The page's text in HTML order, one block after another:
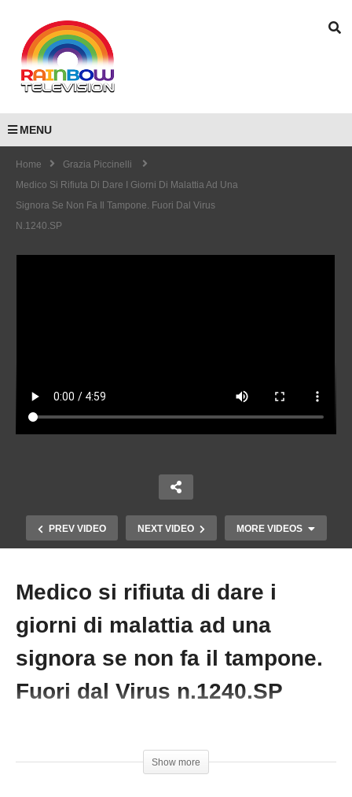
MENU
Home
Grazia Piccinelli
Medico Si Rifiuta Di Dare I Giorni Di Malattia Ad Una
Signora Se Non Fa Il Tampone. Fuori Dal Virus
N.1240.SP
PREV VIDEO NEXT VIDEO MORE VIDEOS
Copy Embed Code
Medico si rifiuta di dare i
giorni di malattia ad una
signora se non fa il tampone.
Fuori dal Virus n.1240.SP
Show more